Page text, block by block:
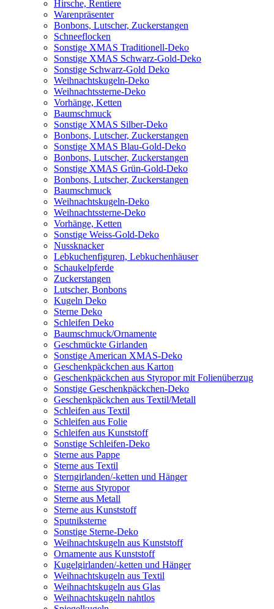
Hirsche, Rentiere
Warenpräsenter
Bonbons, Lutscher, Zuckerstangen
Schneeflocken
Sonstige XMAS Traditionell-Deko
Sonstige XMAS Schwarz-Gold-Deko
Sonstige Schwarz-Gold Deko
Weihnachtskugeln-Deko
Weihnachtssterne-Deko
Vorhänge, Ketten
Baumschmuck
Sonstige XMAS Silber-Deko
Bonbons, Lutscher, Zuckerstangen
Sonstige XMAS Blau-Gold-Deko
Bonbons, Lutscher, Zuckerstangen
Sonstige XMAS Grün-Gold-Deko
Bonbons, Lutscher, Zuckerstangen
Baumschmuck
Weihnachtskugeln-Deko
Weihnachtssterne-Deko
Vorhänge, Ketten
Sonstige Weiss-Gold-Deko
Nussknacker
Lebkuchenfiguren, Lebkuchenhäuser
Schaukelpferde
Zuckerstangen
Lutscher, Bonbons
Kugeln Deko
Sterne Deko
Schleifen Deko
Baumschmuck/Ornamente
Geschmückte Girlanden
Sonstige American XMAS-Deko
Geschenkpäckchen aus Karton
Geschenkpäckchen aus Styropor mit Folienüberzug
Sonstige Geschenkpäckchen-Deko
Geschenkpäckchen aus Textil/Metall
Schleifen aus Textil
Schleifen aus Folie
Schleifen aus Kunststoff
Sonstige Schleifen-Deko
Sterne aus Pappe
Sterne aus Textil
Sterngirlanden/-ketten und Hänger
Sterne aus Styropor
Sterne aus Metall
Sterne aus Kunststoff
Sputniksterne
Sonstige Sterne-Deko
Weihnachtskugeln aus Kunststoff
Ornamente aus Kunststoff
Kugelgirlanden/-ketten und Hänger
Weihnachtskugeln aus Textil
Weihnachtskugeln aus Glas
Weihnachtskugeln nahtlos